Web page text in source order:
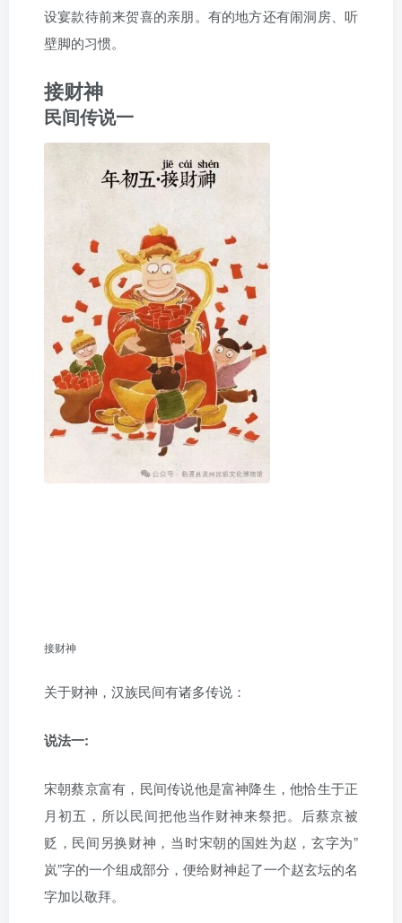
设宴款待前来贺喜的亲朋。有的地方还有闹洞房、听
壁脚的习惯。
接财神
民间传说一
接财神
关于财神，汉族民间有诸多传说：
说法一:
宋朝蔡京富有，民间传说他是富神降生，他恰生于正
月初五，所以民间把他当作财神来祭把。后蔡京被
贬，民间另换财神，当时宋朝的国姓为赵，玄字为”
岚”字的一个组成部分，便给财神起了一个赵玄坛的名
字加以敬拜。